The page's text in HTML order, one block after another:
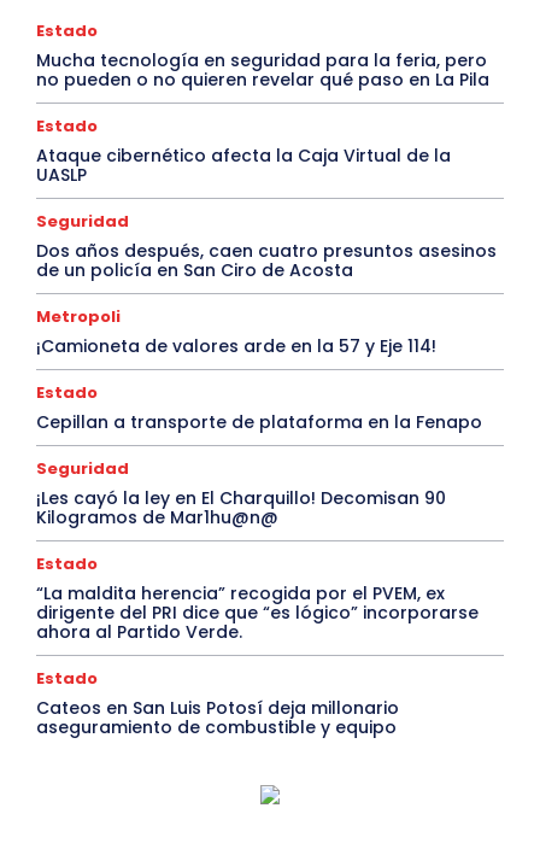
Estado
Mucha tecnología en seguridad para la feria, pero
no pueden o no quieren revelar qué paso en La Pila
Estado
Ataque cibernético afecta la Caja Virtual de la
UASLP
Seguridad
Dos años después, caen cuatro presuntos asesinos
de un policía en San Ciro de Acosta
Metropoli
¡Camioneta de valores arde en la 57 y Eje 114!
Estado
Cepillan a transporte de plataforma en la Fenapo
Seguridad
¡Les cayó la ley en El Charquillo! Decomisan 90
Kilogramos de Mar1hu@n@
Estado
“La maldita herencia” recogida por el PVEM, ex
dirigente del PRI dice que “es lógico” incorporarse
ahora al Partido Verde.
Estado
Cateos en San Luis Potosí deja millonario
aseguramiento de combustible y equipo